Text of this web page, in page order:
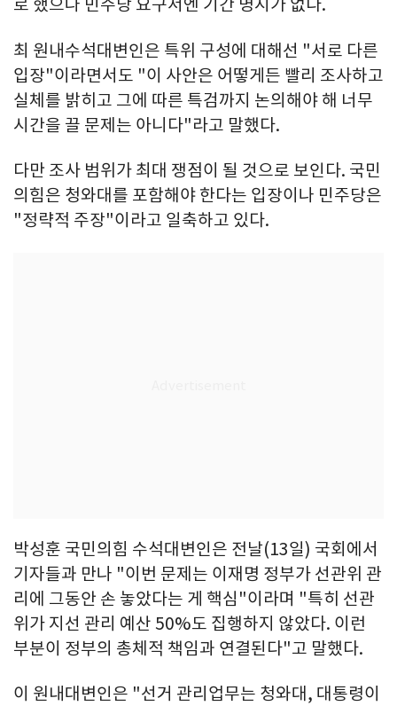
로 했으나 민주당 요구서엔 기간 명시가 없다.
최 원내수석대변인은 특위 구성에 대해선 "서로 다른
입장"이라면서도 "이 사안은 어떻게든 빨리 조사하고
실체를 밝히고 그에 따른 특검까지 논의해야 해 너무
시간을 끌 문제는 아니다"라고 말했다.
다만 조사 범위가 최대 쟁점이 될 것으로 보인다. 국민
의힘은 청와대를 포함해야 한다는 입장이나 민주당은
"정략적 주장"이라고 일축하고 있다.
박성훈 국민의힘 수석대변인은 전날(13일) 국회에서
기자들과 만나 "이번 문제는 이재명 정부가 선관위 관
리에 그동안 손 놓았다는 게 핵심"이라며 "특히 선관
위가 지선 관리 예산 50%도 집행하지 않았다. 이런
부분이 정부의 총체적 책임과 연결된다"고 말했다.
이 원내대변인은 "선거 관리업무는 청와대, 대통령이